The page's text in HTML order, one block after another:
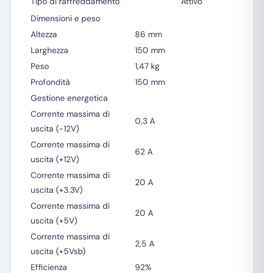
Dimensioni e peso
Altezza
86 mm
Larghezza
150 mm
Peso
1,47 kg
Profondità
150 mm
Gestione energetica
Corrente massima di
uscita (-12V)
0,3 A
Corrente massima di
uscita (+12V)
62 A
Corrente massima di
uscita (+3.3V)
20 A
Corrente massima di
uscita (+5V)
20 A
Corrente massima di
uscita (+5Vsb)
2,5 A
Efficienza 92%